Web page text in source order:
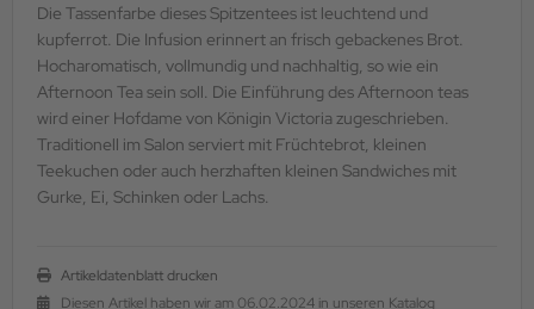
Die Tassenfarbe dieses Spitzentees ist leuchtend und
kupferrot. Die Infusion erinnert an frisch gebackenes Brot.
Hocharomatisch, vollmundig und nachhaltig, so wie ein
Afternoon Tea sein soll. Die Einführung des Afternoon teas
wird einer Hofdame von Königin Victoria zugeschrieben.
Traditionell im Salon serviert mit Früchtebrot, kleinen
Teekuchen oder auch herzhaften kleinen Sandwiches mit
Gurke, Ei, Schinken oder Lachs.
Artikeldatenblatt drucken
Diesen Artikel haben wir am 06.02.2024 in unseren Katalog